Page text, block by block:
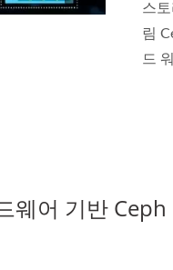
스
림
드
어 기반